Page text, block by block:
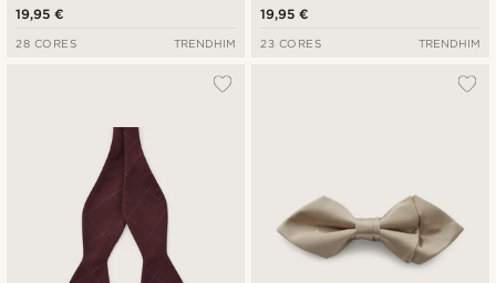
19,95 €
28 CORES TRENDHIM
19,95 €
23 CORES TRENDHIM